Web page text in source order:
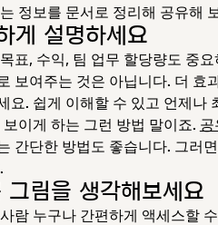
정보를 문서로 정리해 공유해
게 설명하세요
표, 수익, 팀 업무 할당량도 중
보여주는 것은 아닙니다. 더 효
요. 쉽게 이해할 수 있고 언제나
보이게 하는 그런 방법 말이죠. 공
간단한 방법도 좋습니다. 그러
그림을 생각해보세요
람 누구나 간편하게 액세스할